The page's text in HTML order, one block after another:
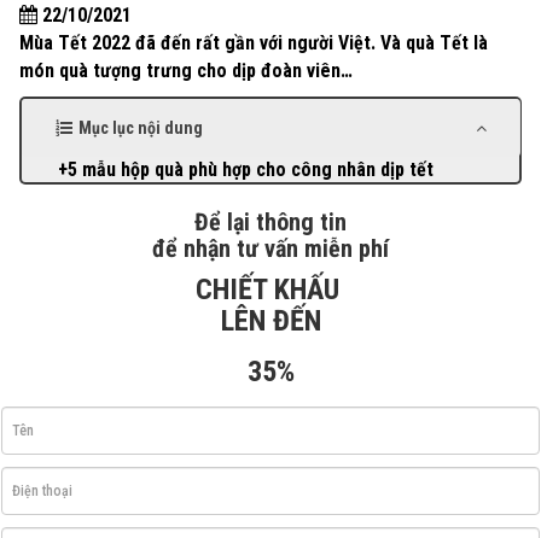
22/10/2021
Mùa Tết 2022 đã đến rất gần với người Việt. Và quà Tết là
món quà tượng trưng cho dịp đoàn viên…
Mục lục nội dung
+5 mẫu hộp quà phù hợp cho công nhân dịp tết
Để lại thông tin
để nhận tư vấn miễn phí
CHIẾT KHẤU
LÊN ĐẾN
35%